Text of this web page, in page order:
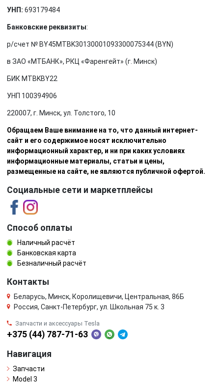
УНП: 693179484
Банковские реквизиты:
р/счет № BY45MTBK30130001093300075344 (BYN)
в ЗАО «МТБАНК», РКЦ «Фаренгейт» (г. Минск)
БИК MTBKBY22
УНП 100394906
220007, г. Минск, ул. Толстого, 10
Обращаем Ваше внимание на то, что данный интернет-
сайт и его содержимое носят исключительно
информационный характер, и ни при каких условиях
информационные материалы, статьи и цены,
размещенные на сайте, не являются публичной офертой.
Социальные сети и маркетплейсы
Способ оплаты
Наличный расчёт
Банковская карта
Безналичный расчёт
Контакты
Беларусь, Минск, Королищевичи, Центральная, 86Б
Россия, Санкт-Петербург, ул. Школьная 75 к. 3
Запчасти и аксессуары Tesla
+375 (44) 787-71-63
Навигация
Запчасти
Model 3